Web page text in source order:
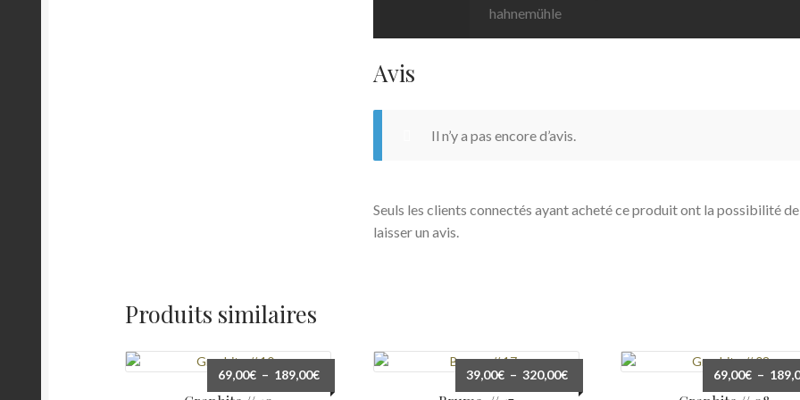
hahnemühle
Avis
Il n’y a pas encore d’avis.
Seuls les clients connectés ayant acheté ce produit ont la possibilité de
laisser un avis.
Produits similaires
69,00€ – 189,00€Plage
de
39,00€ – 320,00€Plage
de
69,00€ –